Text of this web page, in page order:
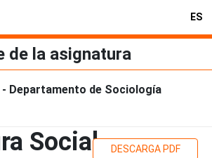
ES
de la asignatura
Departamento de Sociología
Social DESCARGA PDF